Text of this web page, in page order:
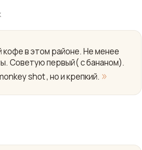
кофе в этом районе. Не менее
Советую первый( с бананом).
shot , но и крепкий. »